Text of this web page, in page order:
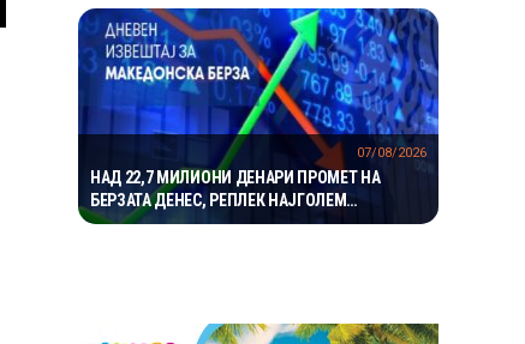
НАД 22,7 МИЛИОНИ ДЕНАРИ ПРОМЕТ НА
БЕРЗАТА ДЕНЕС, РЕПЛЕК НАЈГОЛЕМ
ДОБИТНИК
07/08/2026